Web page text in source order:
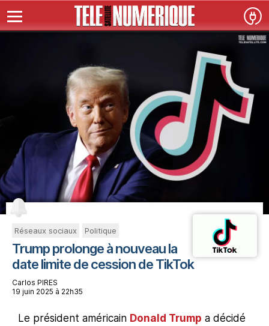
Réseaux sociaux Politique
Trump prolonge à nouveau la
date limite de cession de TikTok
Carlos PIRES
19 juin 2025 à 22h35
Le président américain Donald Trump a décidé